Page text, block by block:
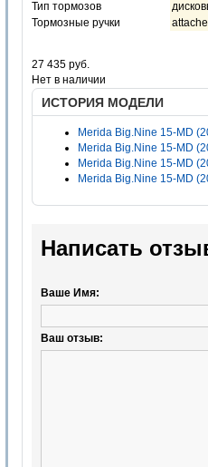
Тип тормозов
Тормозные ручки
27 435 руб.
Нет в наличии
ИСТОРИЯ МОДЕЛИ
Merida Big.Nine 15-MD
Merida Big.Nine 15-MD
Merida Big.Nine 15-MD
Merida Big.Nine 15-MD
Написать
Ваше Имя:
Ваш отзыв: